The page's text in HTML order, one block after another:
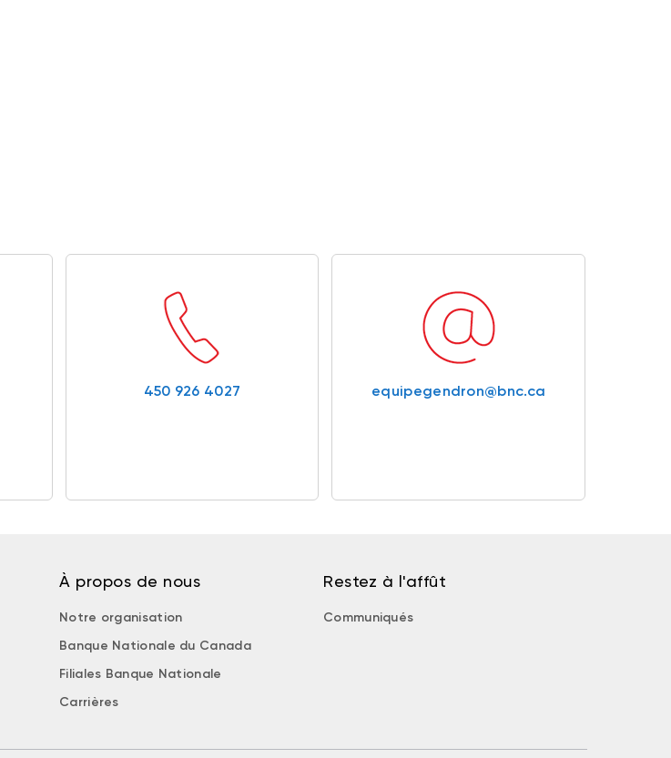
450 926 4027 equipegendron@bnc.ca
À propos de nous
Notre organisation
Banque Nationale du Canada
Filiales Banque Nationale
Carrières
Restez à l'affût
Communiqués